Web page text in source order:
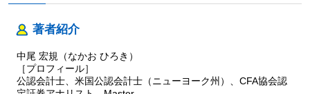
著者紹介
中尾 宏規（なかお ひろき）
［プロフィール］
公認会計士、米国公認会計士（ニューヨーク州）、CFA協会認